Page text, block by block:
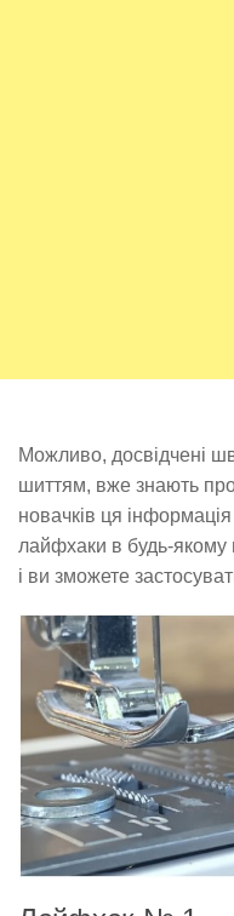
Можливо, досвідчені
шиттям, вже знають
новачків ця
лайфхаки в будь-якому
і ви зможете